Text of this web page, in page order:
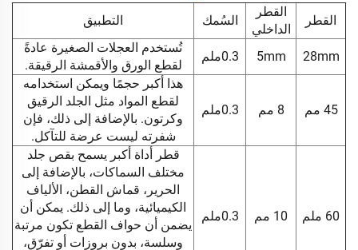
القطر
القطر
الداخلي
السُمك التطبيق
28mm
5mm 0.3ملم
تُستخدم العجلات الصغيرة عادةً
لقطع الورق والأقمشة الرقيقة.
45 مم 8 مم 0.3ملم
هذا أكبر حجمًا ويمكن استخدامه
لقطع المواد مثل الجلد الرقيق
وكرتون. بالإضافة إلى ذلك، فإن
شفرته ليست عرضة للتآكل.
60 ملم 10 مم 0.3ملم
قطر أداة أكبر يسمح بقص جلد
مختلف السماكات، بالإضافة إلى
الحرير، قماش القطن، الألياف
الكيميائية، وما إلى ذلك. يمكن أن
يضمن أن حواف القطع تكون مرتبة
وسلسة، بدون بروزات أو تفرّق،